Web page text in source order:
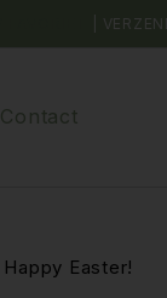
|
Contact
Happy Easter!